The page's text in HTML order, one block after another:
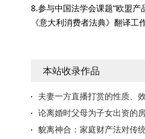
8.参与中国法学会课题“欧盟
《意大利消费者法典》翻译工
本站收录作品
夫妻一方直播打赏的性质、
论离婚时父母为子女出资的
貌离神合：家庭财产法对传